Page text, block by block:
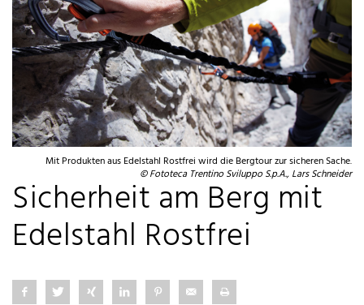
Mit Produkten aus Edelstahl Rostfrei wird die Bergtour zur sicheren Sache.
© Fototeca Trentino Sviluppo S.p.A., Lars Schneider
Sicherheit am Berg mit
Edelstahl Rostfrei